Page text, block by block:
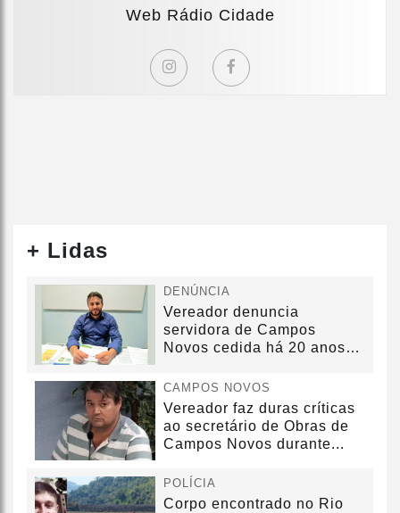
Web Rádio Cidade
+ Lidas
DENÚNCIA
Vereador denuncia
servidora de Campos
Novos cedida há 20 anos
CAMPOS NOVOS
Vereador faz duras críticas
ao secretário de Obras de
Campos Novos durante...
POLÍCIA
Corpo encontrado no Rio